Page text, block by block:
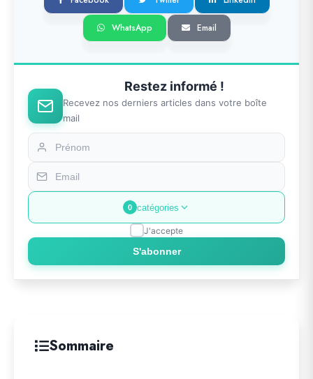
WhatsApp Email
Restez informé !
Recevez nos derniers articles dans votre boîte
mail
0 catégories
J'accepte
S'abonner
Sommaire